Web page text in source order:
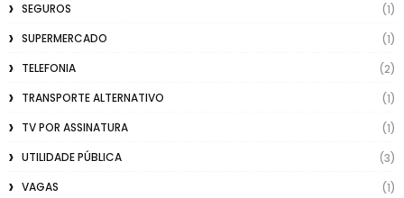
SEGUROS
(1)
SUPERMERCADO
(1)
TELEFONIA
(2)
TRANSPORTE ALTERNATIVO
(1)
TV POR ASSINATURA
(1)
UTILIDADE PÚBLICA
(3)
VAGAS
(1)